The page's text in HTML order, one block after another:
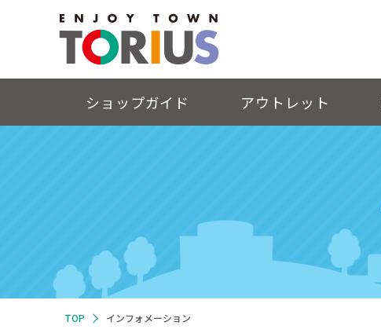
ショップガイド アウトレット
TOP インフォメーション